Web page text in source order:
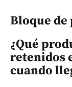
Bloque de
¿Qué
retenidos
cuando